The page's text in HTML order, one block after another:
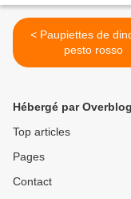
< Paupiettes de dinde au
pesto rosso
Hébergé par Overblog
Top articles
Pages
Contact